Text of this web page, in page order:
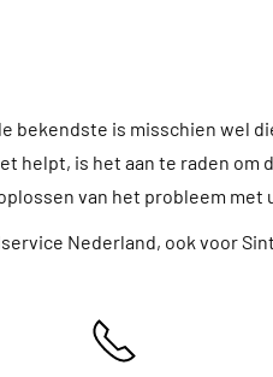
bekendste is misschien wel
helpt, is het aan te raden om
van het probleem met
Nederland, ook voor